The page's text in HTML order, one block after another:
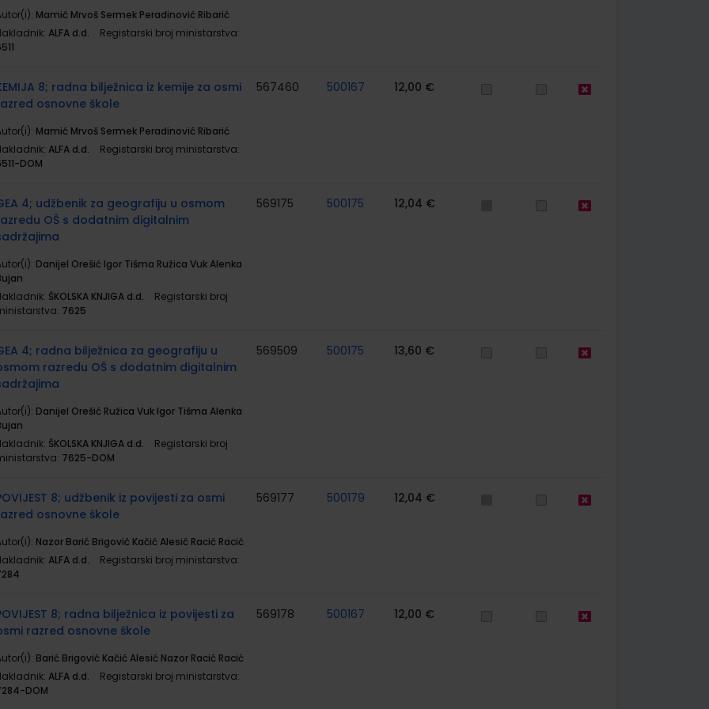
Mamić Mrvoš Sermek Peradinović Ribarić
ALFA d.d.
Registarski broj ministarstva:
8; radna bilježnica iz kemije za osmi
osnovne škole
Mamić Mrvoš Sermek Peradinović Ribarić
ALFA d.d.
Registarski broj ministarstva:
DOM
567460 500167 12,00 €
4; udžbenik za geografiju u osmom
OŠ s dodatnim digitalnim
Danijel Orešić Igor Tišma Ružica Vuk Alenka
ŠKOLSKA KNJIGA d.d.
Registarski broj
7625
569175 500175 12,04 €
4; radna bilježnica za geografiju u
razredu OŠ s dodatnim digitalnim
Danijel Orešić Ružica Vuk Igor Tišma Alenka
ŠKOLSKA KNJIGA d.d.
Registarski broj
7625-DOM
569509 500175 13,60 €
8; udžbenik iz povijesti za osmi
osnovne škole
Nazor Barić Brigović Kačić Alesić Racić Racić
ALFA d.d.
Registarski broj ministarstva:
569177 500179 12,04 €
8; radna bilježnica iz povijesti za
razred osnovne škole
Barić Brigović Kačić Alesić Nazor Racić Racić
ALFA d.d.
Registarski broj ministarstva:
DOM
569178 500167 12,00 €